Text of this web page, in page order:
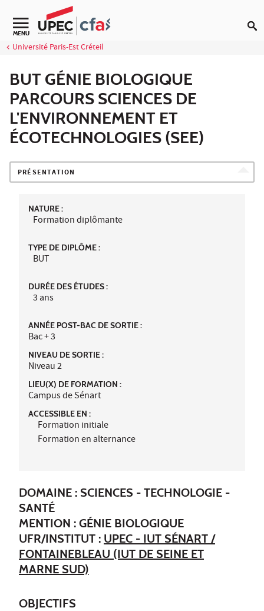
Aller au contenu
MENU
Université Paris-Est Créteil
BUT GÉNIE BIOLOGIQUE
PARCOURS SCIENCES DE
L'ENVIRONNEMENT ET
ÉCOTECHNOLOGIES (SEE)
PRÉSENTATION
NATURE :
Formation diplômante
TYPE DE DIPLÔME :
BUT
DURÉE DES ÉTUDES :
3 ans
ANNÉE POST-BAC DE SORTIE :
Bac + 3
NIVEAU DE SORTIE :
Niveau 2
LIEU(X) DE FORMATION :
Campus de Sénart
ACCESSIBLE EN :
Formation initiale
Formation en alternance
DOMAINE : SCIENCES - TECHNOLOGIE -
SANTÉ
MENTION : GÉNIE BIOLOGIQUE
UFR/INSTITUT : UPEC - IUT SÉNART /
FONTAINEBLEAU (IUT DE SEINE ET
MARNE SUD)
OBJECTIFS